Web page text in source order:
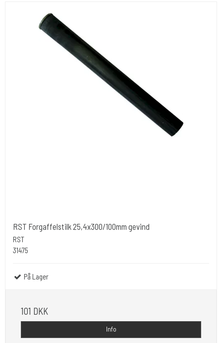
RST Forgaffelstilk 25,4x300/100mm gevind
RST
31475
På Lager
101 DKK
Info